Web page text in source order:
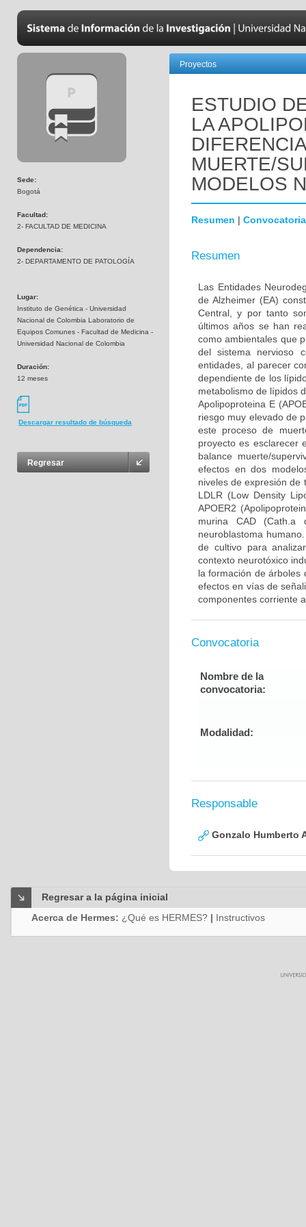
Sede:
Bogotá
Facultad:
2- FACULTAD DE MEDICINA
Dependencia:
2- DEPARTAMENTO DE PATOLOGÍA
Lugar:
Instituto de Genética - Universidad
Nacional de Colombia Laboratorio de
Equipos Comunes - Facultad de Medicina -
Universidad Nacional de Colombia
Duración:
12 meses
Descargar resultado de búsqueda
Regresar
Proyectos
ESTUDIO
LA
MUERTE/
MODELOS
Resumen | Convocatoria
Resumen
Las Entidades
de Alzheimer (EA)
Central, y por tanto
últimos años se han
como ambientales que
del sistema nervioso
entidades, al parecer
dependiente de los
metabolismo de lípidos
Apolipoproteina E
riesgo muy elevado de
este proceso de
proyecto es esclarecer
balance muerte/
efectos en dos
niveles de expresión de
LDLR (Low Density
APOER2
murina CAD (Cath.a
neuroblastoma
de cultivo para
contexto neurotóxico
la formación de árboles
efectos en vías de
componentes corriente
Convocatoria
Nombre de la
convocatoria:
Modalidad:
Responsable
Gonzalo Humberto
Regresar a la página inicial
Acerca de Hermes: ¿Qué es HERMES? | Instructivos